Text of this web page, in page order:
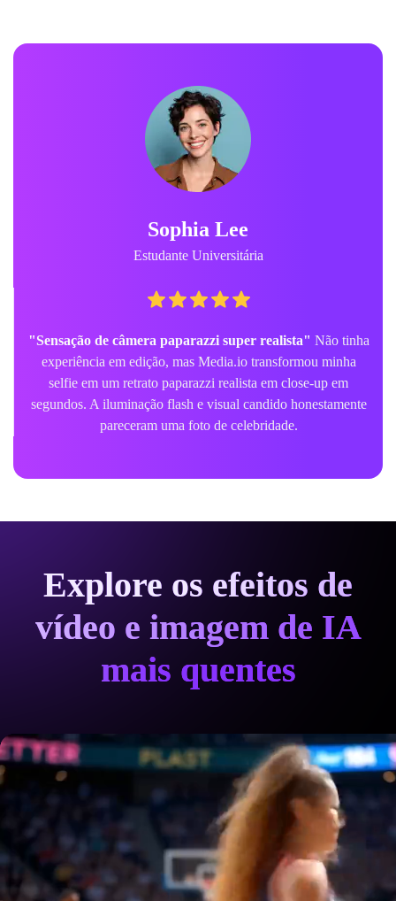
Sophia Lee
Estudante Universitária
"Sensação de câmera paparazzi super realista" Não tinha
experiência em edição, mas Media.io transformou minha
selfie em um retrato paparazzi realista em close-up em
segundos. A iluminação flash e visual candido honestamente
pareceram uma foto de celebridade.
Explore os efeitos de
vídeo e imagem de IA
mais quentes